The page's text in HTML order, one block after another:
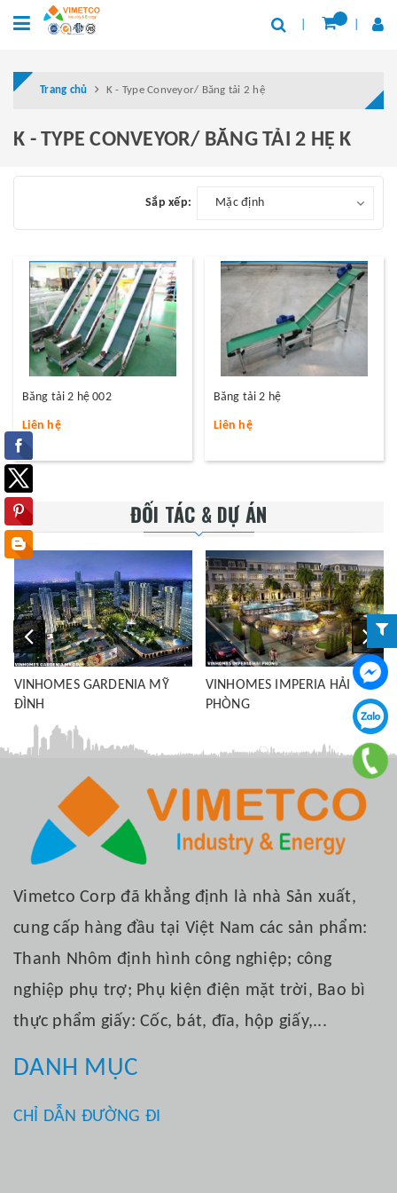
Trang chủ K - Type Conveyor/ Băng tải 2 hệ
K - TYPE CONVEYOR/ BĂNG TẢI 2 HỆ K
Sắp xếp: Mặc định
Băng tải 2 hệ 002
Liên hệ
Băng tải 2 hệ
Liên hệ
ĐỐI TÁC & DỰ ÁN
VINHOMES GARDENIA MỸ
ĐÌNH
VINHOMES IMPERIA HẢI
PHÒNG
Vimetco Corp đã khẳng định là nhà Sản xuất,
cung cấp hàng đầu tại Việt Nam các sản phẩm:
Thanh Nhôm định hình công nghiệp; công
nghiệp phụ trợ; Phụ kiện điện mặt trời, Bao bì
thực phẩm giấy: Cốc, bát, đĩa, hộp giấy,...
DANH MỤC
CHỈ DẪN ĐƯỜNG ĐI